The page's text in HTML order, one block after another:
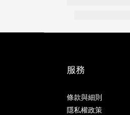
服務
條款與細則
隱私權政策